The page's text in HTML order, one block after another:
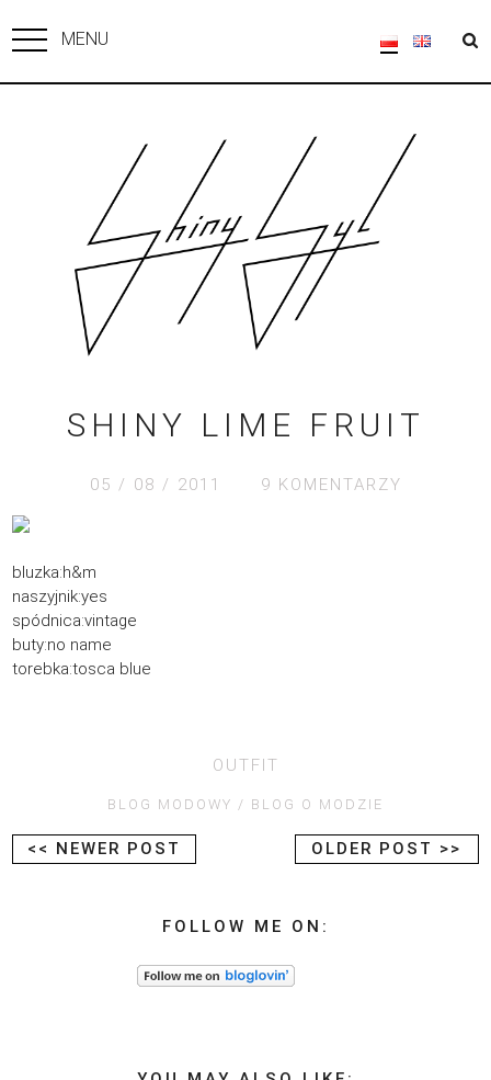
MENU
SHINY LIME FRUIT
05 / 08 / 2011 9 KOMENTARZY
bluzka:h&m
naszyjnik:yes
spódnica:vintage
buty:no name
torebka:tosca blue
OUTFIT
BLOG MODOWY BLOG O MODZIE
<< NEWER POST OLDER POST >>
FOLLOW ME ON: